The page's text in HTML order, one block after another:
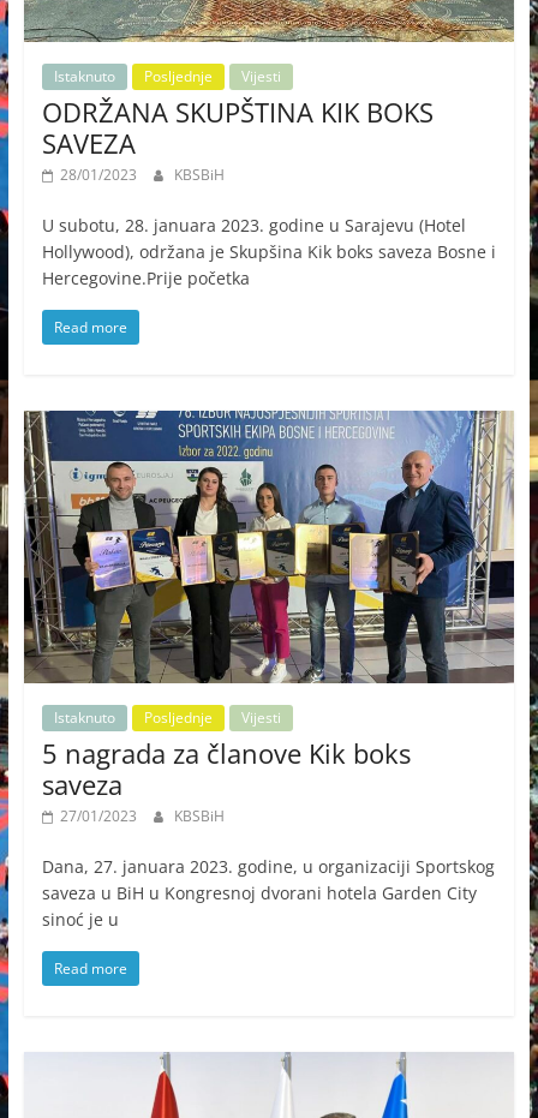
Istaknuto Posljednje Vijesti
ODRŽANA SKUPŠTINA KIK BOKS
SAVEZA
28/01/2023 KBSBiH
U subotu, 28. januara 2023. godine u Sarajevu (Hotel
Hollywood), održana je Skupšina Kik boks saveza Bosne i
Hercegovine.Prije početka
Read more
Istaknuto Posljednje Vijesti
5 nagrada za članove Kik boks
saveza
27/01/2023 KBSBiH
Dana, 27. januara 2023. godine, u organizaciji Sportskog
saveza u BiH u Kongresnoj dvorani hotela Garden City
sinoć je u
Read more